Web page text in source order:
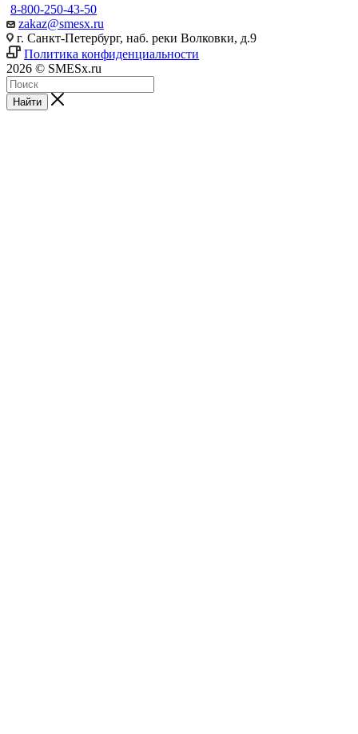
8-800-250-43-50
zakaz@smesx.ru
г. Санкт-Петербург, наб. реки Волковки, д.9
Политика конфиденциальности
2026 © SMESx.ru
Найти